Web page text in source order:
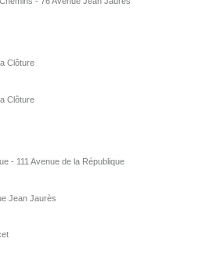
Clôture
Clôture
- 111 Avenue de la République
Jean Jaurès